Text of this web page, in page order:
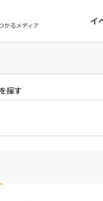
かるメディア イ
探す